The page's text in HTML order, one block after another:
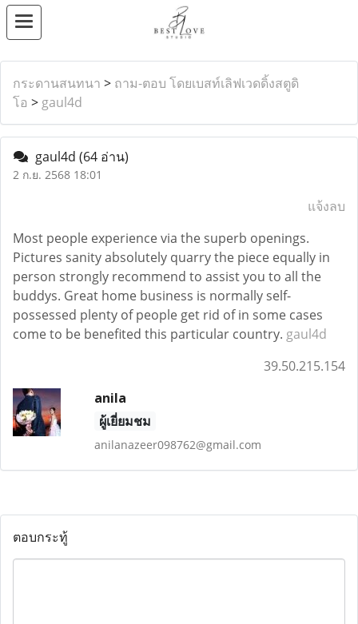
กระดานสนทนา > ถาม-ตอบ โดยเบสท์เลิฟเวดดิ้งสตูดิ
โอ > gaul4d
gaul4d (64 อ่าน)
2 ก.ย. 2568 18:01
แจ้งลบ
Most people experience via the superb openings.
Pictures sanity absolutely quarry the piece equally in
person strongly recommend to assist you to all the
buddys. Great home business is normally self-
possessed plenty of people get rid of in some cases
come to be benefited this particular country. gaul4d
39.50.215.154
anila
ผู้เยี่ยมชม
anilanazeer098762@gmail.com
ตอบกระทู้